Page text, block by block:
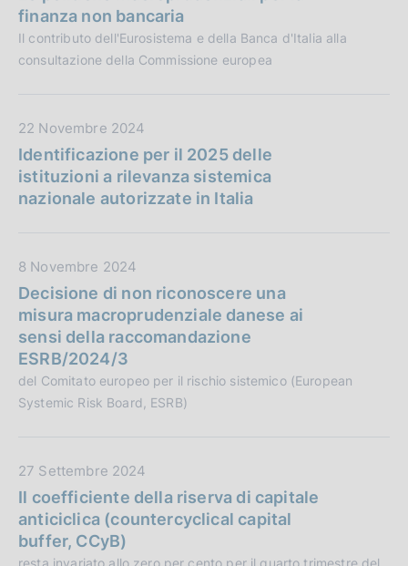
t
a
P
b
i
c
a
o
n
e
:
finanza non bancaria
Il contributo dell'Eurosistema e della Banca d'Italia alla
consultazione della Commissione europea
D
a
t
a
b
l
i
c
a
z
i
e
:
22 Novembre 2024
Identificazione per il 2025 delle
istituzioni a rilevanza sistemica
nazionale autorizzate in Italia
D
a
t
a
P
u
b
i
a
z
i
8 Novembre 2024
Decisione di non riconoscere una
misura macroprudenziale danese ai
sensi della raccomandazione
ESRB/2024/3
del Comitato europeo per il rischio sistemico (European
Systemic Risk Board, ESRB)
D
a
t
a
P
27 Settembre 2024
Il coefficiente della riserva di capitale
anticiclica (countercyclical capital
buffer, CCyB)
resta invariato allo zero per cento per il quarto trimestre del